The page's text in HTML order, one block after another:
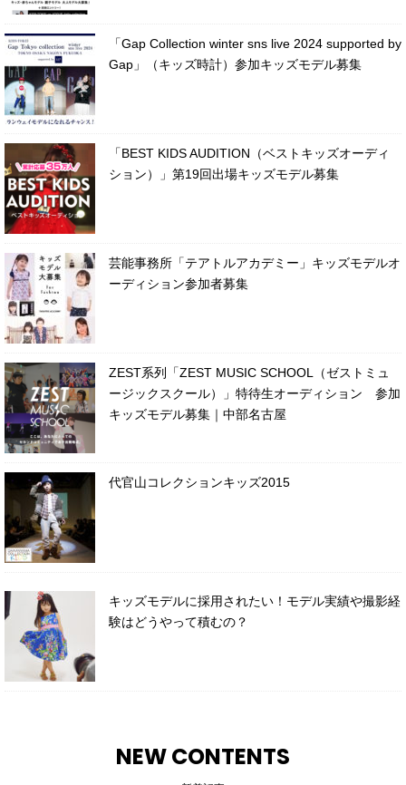
「Gap Collection winter sns live 2024 supported by
Gap」（キッズ時計）参加キッズモデル募集
「BEST KIDS AUDITION（ベストキッズオーディ
ション）」第19回出場キッズモデル募集
芸能事務所「テアトルアカデミー」キッズモデルオ
ーディション参加者募集
ZEST系列「ZEST MUSIC SCHOOL（ゼストミュ
ージックスクール）」特待生オーディション 参加
キッズモデル募集｜中部名古屋
代官山コレクションキッズ2015
キッズモデルに採用されたい！モデル実績や撮影経
験はどうやって積むの？
NEW CONTENTS